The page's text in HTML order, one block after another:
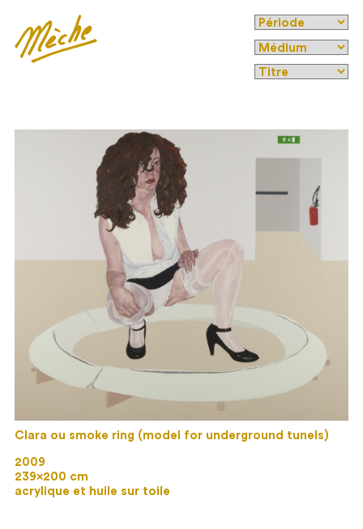
Clara ou smoke ring (model for underground tunels)
2009
239×200 cm
acrylique et huile sur toile